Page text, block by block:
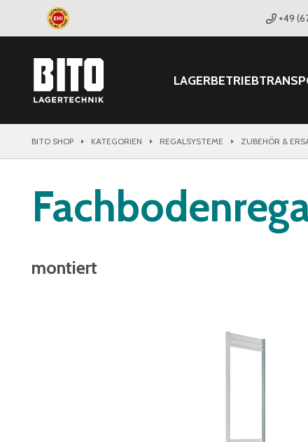
+49
LAGERBETRIEB
BITO SHOP KATEGORIEN REGALSYSTEME ZUBEHÖR &
montiert